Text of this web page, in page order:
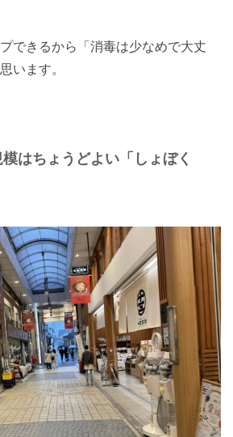
できるから「消毒は少なめで大丈
います。
はちょうどよい「しょぼく